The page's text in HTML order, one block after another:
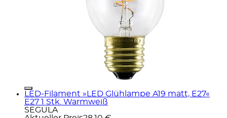
LED-Filament »LED Glühlampe A19 matt, E27«
E27 1 Stk. Warmweiß
SEGULA